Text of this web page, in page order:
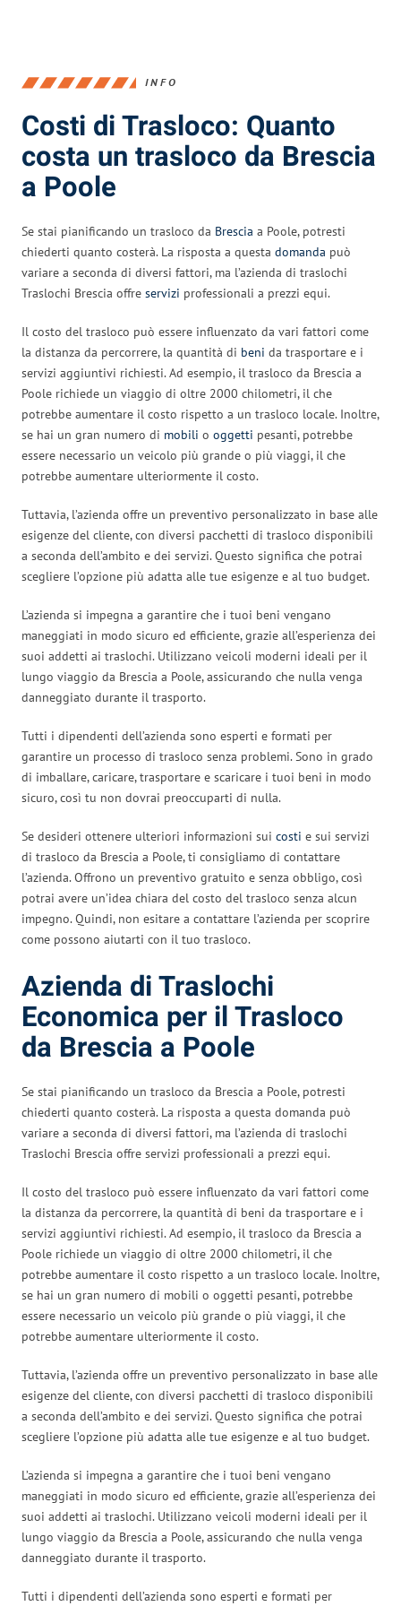
INFO
Costi di Trasloco: Quanto
costa un trasloco da Brescia
a Poole
Se stai pianificando un trasloco da Brescia a Poole, potresti
chiederti quanto costerà. La risposta a questa domanda può
variare a seconda di diversi fattori, ma l’azienda di traslochi
Traslochi Brescia offre servizi professionali a prezzi equi.
Il costo del trasloco può essere influenzato da vari fattori come
la distanza da percorrere, la quantità di beni da trasportare e i
servizi aggiuntivi richiesti. Ad esempio, il trasloco da Brescia a
Poole richiede un viaggio di oltre 2000 chilometri, il che
potrebbe aumentare il costo rispetto a un trasloco locale. Inoltre,
se hai un gran numero di mobili o oggetti pesanti, potrebbe
essere necessario un veicolo più grande o più viaggi, il che
potrebbe aumentare ulteriormente il costo.
Tuttavia, l’azienda offre un preventivo personalizzato in base alle
esigenze del cliente, con diversi pacchetti di trasloco disponibili
a seconda dell’ambito e dei servizi. Questo significa che potrai
scegliere l’opzione più adatta alle tue esigenze e al tuo budget.
L’azienda si impegna a garantire che i tuoi beni vengano
maneggiati in modo sicuro ed efficiente, grazie all’esperienza dei
suoi addetti ai traslochi. Utilizzano veicoli moderni ideali per il
lungo viaggio da Brescia a Poole, assicurando che nulla venga
danneggiato durante il trasporto.
Tutti i dipendenti dell’azienda sono esperti e formati per
garantire un processo di trasloco senza problemi. Sono in grado
di imballare, caricare, trasportare e scaricare i tuoi beni in modo
sicuro, così tu non dovrai preoccuparti di nulla.
Se desideri ottenere ulteriori informazioni sui costi e sui servizi
di trasloco da Brescia a Poole, ti consigliamo di contattare
l’azienda. Offrono un preventivo gratuito e senza obbligo, così
potrai avere un’idea chiara del costo del trasloco senza alcun
impegno. Quindi, non esitare a contattare l’azienda per scoprire
come possono aiutarti con il tuo trasloco.
Azienda di Traslochi
Economica per il Trasloco
da Brescia a Poole
Se stai pianificando un trasloco da Brescia a Poole, potresti
chiederti quanto costerà. La risposta a questa domanda può
variare a seconda di diversi fattori, ma l’azienda di traslochi
Traslochi Brescia offre servizi professionali a prezzi equi.
Il costo del trasloco può essere influenzato da vari fattori come
la distanza da percorrere, la quantità di beni da trasportare e i
servizi aggiuntivi richiesti. Ad esempio, il trasloco da Brescia a
Poole richiede un viaggio di oltre 2000 chilometri, il che
potrebbe aumentare il costo rispetto a un trasloco locale. Inoltre,
se hai un gran numero di mobili o oggetti pesanti, potrebbe
essere necessario un veicolo più grande o più viaggi, il che
potrebbe aumentare ulteriormente il costo.
Tuttavia, l’azienda offre un preventivo personalizzato in base alle
esigenze del cliente, con diversi pacchetti di trasloco disponibili
a seconda dell’ambito e dei servizi. Questo significa che potrai
scegliere l’opzione più adatta alle tue esigenze e al tuo budget.
L’azienda si impegna a garantire che i tuoi beni vengano
maneggiati in modo sicuro ed efficiente, grazie all’esperienza dei
suoi addetti ai traslochi. Utilizzano veicoli moderni ideali per il
lungo viaggio da Brescia a Poole, assicurando che nulla venga
danneggiato durante il trasporto.
Tutti i dipendenti dell’azienda sono esperti e formati per